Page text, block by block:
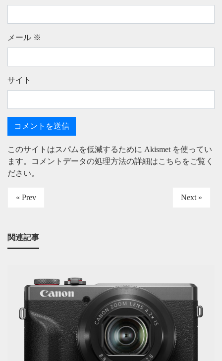
メール ※
サイト
このサイトはスパムを低減するために Akismet を使ってい
ます。
コメントデータの処理方法の詳細はこちらをご覧く
ださい。
« Prev Next »
関連記事